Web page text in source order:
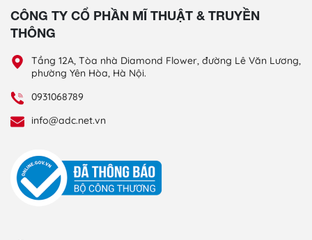
CÔNG TY CỔ PHẦN MĨ THUẬT & TRUYỀN
THÔNG
Tầng 12A, Tòa nhà Diamond Flower, đường Lê Văn Lương,
phường Yên Hòa, Hà Nội.
0931068789
info@adc.net.vn